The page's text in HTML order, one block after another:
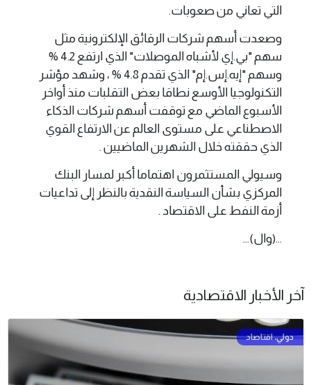
التي تعاني من صعوبات.
وصعدت أسهم شركات الرقائق الإلكترونية مثل
سهم "بي.إي لأشباه الموصلات" الذي ارتفع 4.2 %
وسهم "إيه.إس.إم" الذي تقدم 4.8 % ، وشهد مؤشر
⁠التكنولوجيا الأوسع نطاقا بعض التقلبات منذ أواخر
الأسبوع الماضي مع توقفت أسهم شركات الذكاء
الاصطناعي على مستوى العالم عن الارتفاع القوي
الذي حققته خلال الشهرين الماضيين .
وسيولي المستثمرون اهتماما أكبر لمسار البنك
المركزي بشأن السياسة النقدية بالنظر إلى تداعيات
أزمة النفط على الاقتصاد .
...(وال)...
آخر الأخبار الاقتصادية